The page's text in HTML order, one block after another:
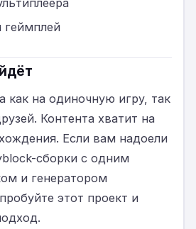
геймплей
как на одиночную игру, так
Контента хватит на
Если вам надоели
сборки с одним
и генератором
этот проект и